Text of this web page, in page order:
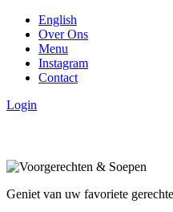
English
Over Ons
Menu
Instagram
Contact
Login
Geniet van uw favoriete